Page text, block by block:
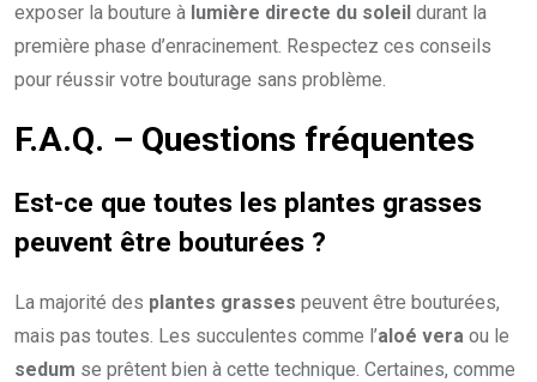
exposer la bouture à lumière directe du soleil durant la
première phase d’enracinement. Respectez ces conseils
pour réussir votre bouturage sans problème.
F.A.Q. – Questions fréquentes
Est-ce que toutes les plantes grasses
peuvent être bouturées ?
La majorité des plantes grasses peuvent être bouturées,
mais pas toutes. Les succulentes comme l’aloé vera ou le
sedum se prêtent bien à cette technique. Certaines, comme